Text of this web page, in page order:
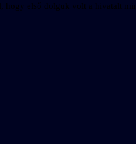
hogy első dolguk volt a hivatalt